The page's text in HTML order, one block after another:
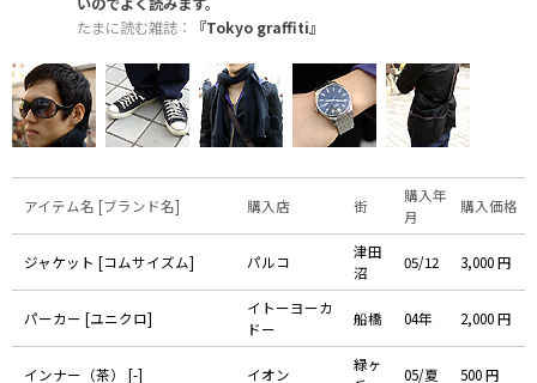
たまに読む雑誌：
『Tokyo graffiti』
アイテム名 [ブランド名] 購入店 街
購入年
月
購入価格
ジャケット [コムサイズム] パルコ
津田
沼
05/12 3,000 円
パーカー [ユニクロ]
イトーヨーカ
ドー
船橋 04年 2,000 円
インナー（茶） [-] イオン
緑ヶ
05/夏 500 円